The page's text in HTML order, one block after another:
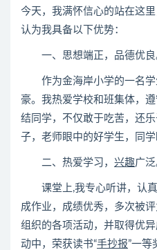
今天，我满怀信心的站在这
认为我具备以下优势：
一、思想端正，品德优良
作为金海岸小学的一名学
豪。我热爱学校和班集体，
结同学，不仅敢于吃苦，还
子，老师眼中的好学生，同学
二、热爱学习， 兴趣广泛
课堂上,我专心听讲，认真
成作业，成绩优秀，多次被
组织的各项活动，并取得优
动中，荣获读书“手抄报”一等